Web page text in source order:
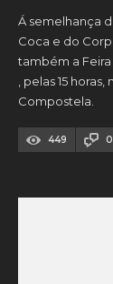
Á semelhança
Coca e do
também a
, pelas 15
Compostela.
449 0